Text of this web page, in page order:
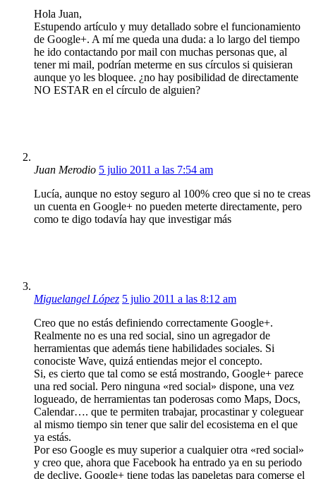
Hola Juan,
Estupendo artículo y muy detallado sobre el funcionamiento
de Google+. A mí me queda una duda: a lo largo del tiempo
he ido contactando por mail con muchas personas que, al
tener mi mail, podrían meterme en sus círculos si quisieran
aunque yo les bloquee. ¿no hay posibilidad de directamente
NO ESTAR en el círculo de alguien?
Juan Merodio 5 julio 2011 a las 7:54 am
Lucía, aunque no estoy seguro al 100% creo que si no te creas
un cuenta en Google+ no pueden meterte directamente, pero
como te digo todavía hay que investigar más
Miguelangel López 5 julio 2011 a las 8:12 am
Creo que no estás definiendo correctamente Google+.
Realmente no es una red social, sino un agregador de
herramientas que además tiene habilidades sociales. Si
conociste Wave, quizá entiendas mejor el concepto.
Si, es cierto que tal como se está mostrando, Google+ parece
una red social. Pero ninguna «red social» dispone, una vez
logueado, de herramientas tan poderosas como Maps, Docs,
Calendar…. que te permiten trabajar, procastinar y coleguear
al mismo tiempo sin tener que salir del ecosistema en el que
ya estás.
Por eso Google es muy superior a cualquier otra «red social»
y creo que, ahora que Facebook ha entrado ya en su periodo
de declive, Google+ tiene todas las papeletas para comerse el